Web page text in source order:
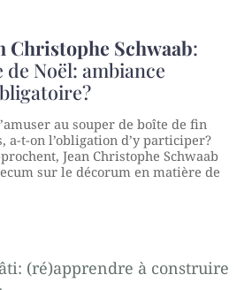
Christophe Schwaab:
Noël: ambiance
au souper de boîte de fin
a-t-on l’obligation d’y participer?
Jean Christophe Schwaab
sur le décorum en matière de